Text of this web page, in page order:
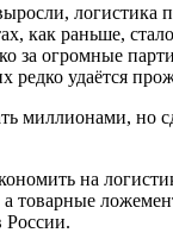
логистика
как раньше,
за огромные
редко удаётся
миллионами, но
на
а товарные
России.